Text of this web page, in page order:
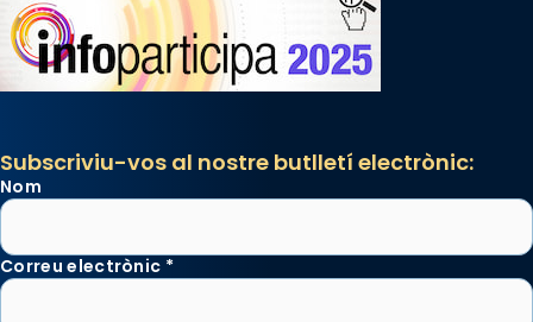
Subscriviu-vos al nostre butlletí electrònic:
Nom
Correu electrònic *